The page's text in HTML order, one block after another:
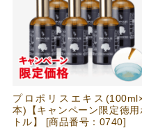
プロポリスエキス
本)【キャンペーン限定徳用
トル】 [商品番号：0740]